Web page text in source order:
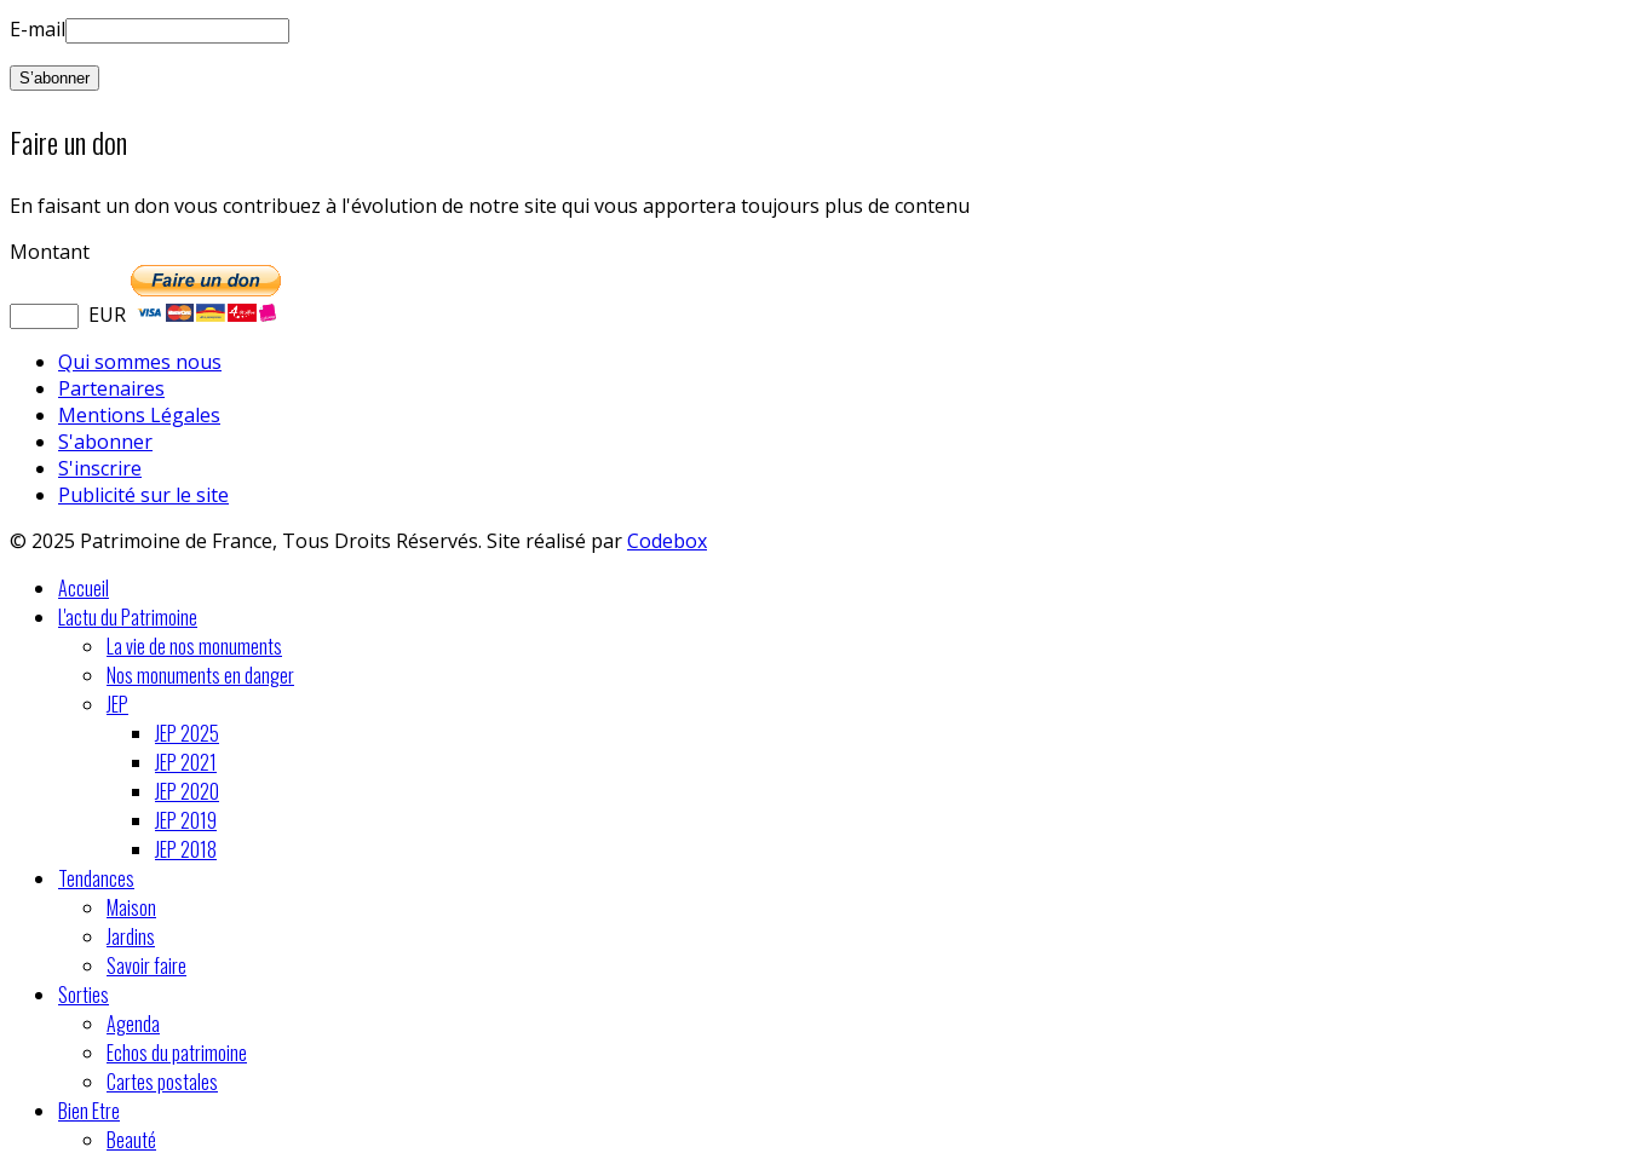
E-mail
Faire un don
En faisant un don vous contribuez à l'évolution de notre site qui vous apportera toujours plus de contenu
Montant
EUR
Qui sommes nous
Partenaires
Mentions Légales
S'abonner
S'inscrire
Publicité sur le site
© 2025 Patrimoine de France, Tous Droits Réservés. Site réalisé parCodebox
Accueil
L'actu du Patrimoine
La vie de nos monuments
Nos monuments en danger
JEP
JEP 2025
JEP 2021
JEP 2020
JEP 2019
JEP 2018
Tendances
Maison
Jardins
Savoir faire
Sorties
Agenda
Echos du patrimoine
Cartes postales
Bien Etre
Beauté